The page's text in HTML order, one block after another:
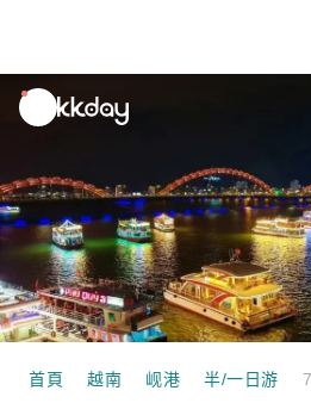
unread
notifications
首頁 越南 岘港 半/一日游